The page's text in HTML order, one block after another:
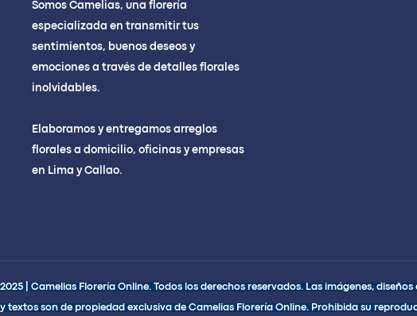
Somos Camelias, una florería
especializada en transmitir tus
sentimientos, buenos deseos y
emociones a través de detalles florales
inolvidables.
Elaboramos y entregamos arreglos
florales a domicilio, oficinas y empresas
en Lima y Callao.
2025 | Camelias Florería Online. Todos los derechos reservados. Las imágenes,
y textos son de propiedad exclusiva de Camelias Florería Online. Prohibida su